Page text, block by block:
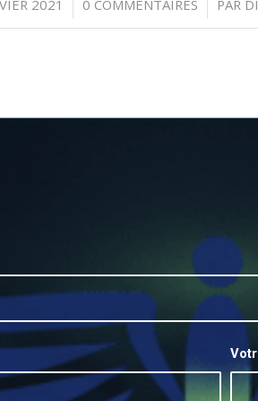
2021
/ 0 COMMENTAIRES
/ PAR